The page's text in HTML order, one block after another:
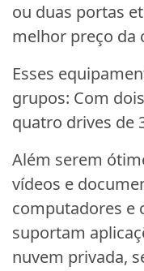
ou duas portas
melhor preço da
Esses
grupos: Com
quatro drives de
Além serem
vídeos e
computadores e
suportam
nuvem privada,